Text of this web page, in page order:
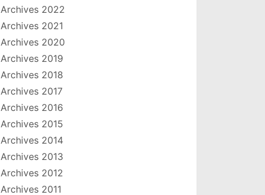
Archives 2022
Archives 2021
Archives 2020
Archives 2019
Archives 2018
Archives 2017
Archives 2016
Archives 2015
Archives 2014
Archives 2013
Archives 2012
Archives 2011